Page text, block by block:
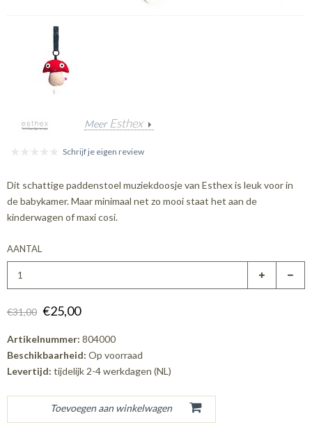
Meer Esthex
Schrijf je eigen review
Dit schattige paddenstoel muziekdoosje van Esthex is leuk voor in
de babykamer. Maar minimaal net zo mooi staat het aan de
kinderwagen of maxi cosi.
AANTAL
€31,00 €25,00
Artikelnummer: 804000
Beschikbaarheid: Op voorraad
Levertijd: tijdelijk 2-4 werkdagen (NL)